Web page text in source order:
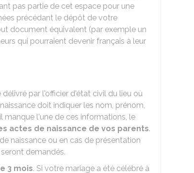
pas partie de cet espace pour une
précédant le dépôt de votre
document équivalent (par exemple un
qui pourraient devenir français à leur
délivré par l'officier d'état civil du lieu où
doit indiquer les nom, prénom,
manque l'une de ces informations, le
actes de naissance de vos parents.
naissance ou en cas de présentation
demandés.
3 mois. Si votre mariage a été célébré à